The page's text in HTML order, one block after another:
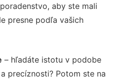
aby ste mali
presne podľa vašich
– hľadáte istotu v podobe
precíznosti? Potom ste na